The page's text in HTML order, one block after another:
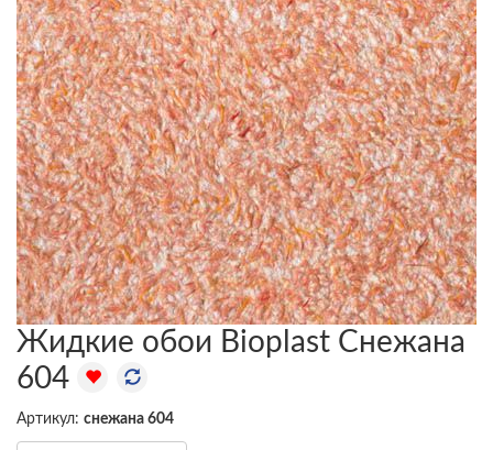
Жидкие обои Bioplast Снежана
604
Артикул: снежана 604